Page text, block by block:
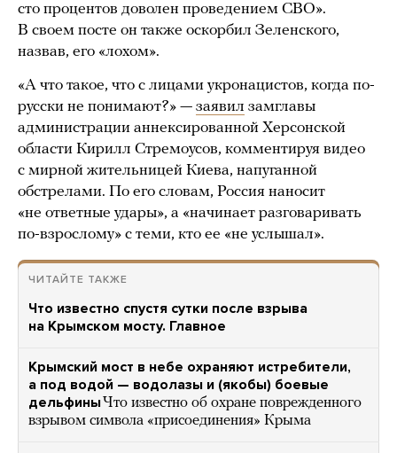
сто процентов доволен проведением СВО».
В своем посте он также оскорбил Зеленского,
назвав, его «лохом».
«А что такое, что с лицами укронацистов, когда по-
русски не понимают?» — заявил замглавы
администрации аннексированной Херсонской
области Кирилл Стремоусов, комментируя видео
с мирной жительницей Киева, напуганной
обстрелами. По его словам, Россия наносит
«не ответные удары», а «начинает разговаривать
по-взрослому» с теми, кто ее «не услышал».
ЧИТАЙТЕ ТАКЖЕ
Что известно спустя сутки после взрыва
на Крымском мосту. Главное
Крымский мост в небе охраняют истребители,
а под водой — водолазы и (якобы) боевые
дельфиныЧто известно об охране поврежденного
взрывом символа «присоединения» Крыма